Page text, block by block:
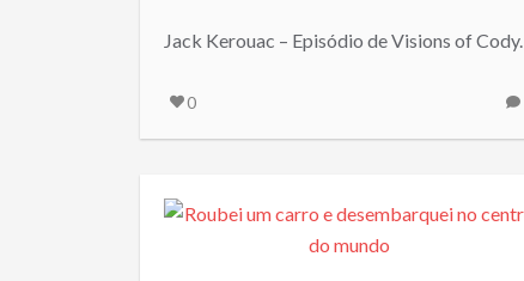
Jack Kerouac – Episódio de Visions of Cody.
0